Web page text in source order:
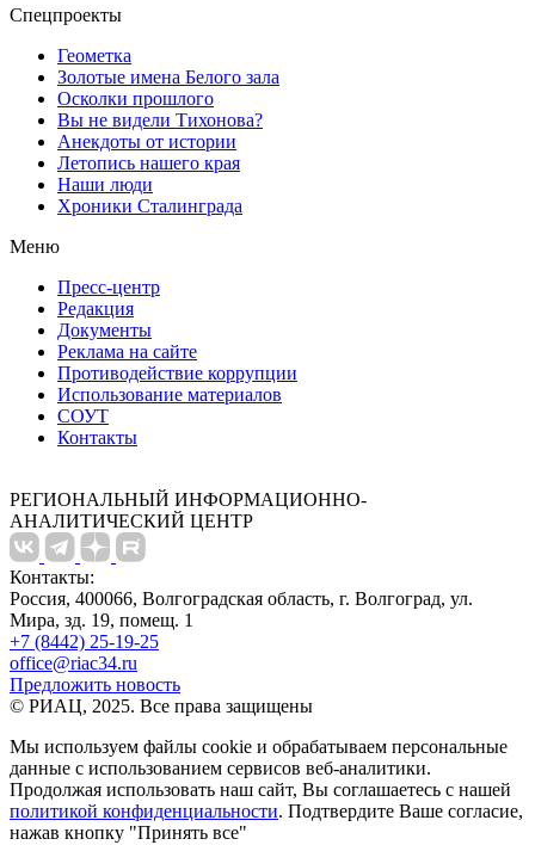
Спецпроекты
Геометка
Золотые имена Белого зала
Осколки прошлого
Вы не видели Тихонова?
Анекдоты от истории
Летопись нашего края
Наши люди
Хроники Сталинграда
Меню
Пресс-центр
Редакция
Документы
Реклама на сайте
Противодействие коррупции
Использование материалов
СОУТ
Контакты
РЕГИОНАЛЬНЫЙ ИНФОРМАЦИОННО-
АНАЛИТИЧЕСКИЙ ЦЕНТР
Контакты:
Россия, 400066, Волгоградская область, г. Волгоград, ул.
Мира, зд. 19, помещ. 1
+7 (8442) 25-19-25
office@riac34.ru
Предложить новость
© РИАЦ, 2025. Все права защищены
Мы используем файлы сookie и обрабатываем персональные
данные с использованием сервисов веб-аналитики.
Продолжая использовать наш сайт, Вы соглашаетесь с нашей
политикой конфиденциальности. Подтвердите Ваше согласие,
нажав кнопку "Принять все"